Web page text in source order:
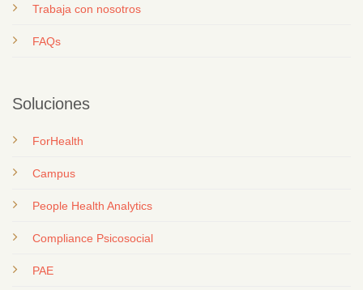
Trabaja con nosotros
FAQs
Soluciones
ForHealth
Campus
People Health Analytics
Compliance Psicosocial
PAE